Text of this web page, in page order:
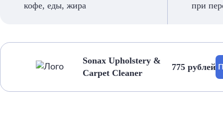
кофе, еды, жира
при
Sonax Upholstery &
Carpet Cleaner
775 рублей